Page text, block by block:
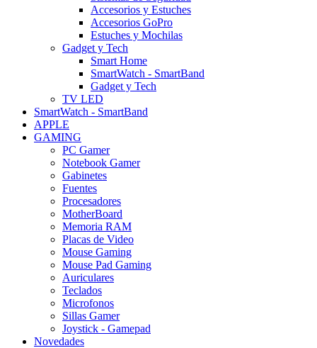
Accesorios y Estuches
Accesorios GoPro
Estuches y Mochilas
Gadget y Tech
Smart Home
SmartWatch - SmartBand
Gadget y Tech
TV LED
SmartWatch - SmartBand
APPLE
GAMING
PC Gamer
Notebook Gamer
Gabinetes
Fuentes
Procesadores
MotherBoard
Memoria RAM
Placas de Video
Mouse Gaming
Mouse Pad Gaming
Auriculares
Teclados
Microfonos
Sillas Gamer
Joystick - Gamepad
Novedades